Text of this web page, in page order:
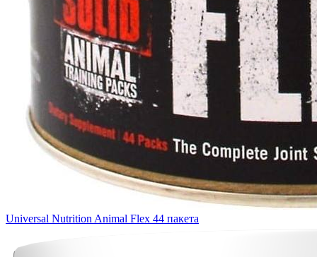
Universal Nutrition Animal Flex 44 пакета